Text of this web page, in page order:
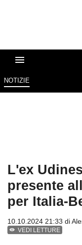
NOTIZIE
L'ex
presente
per Italia-
10.10.2024 21:33 di
VEDI LETTURE